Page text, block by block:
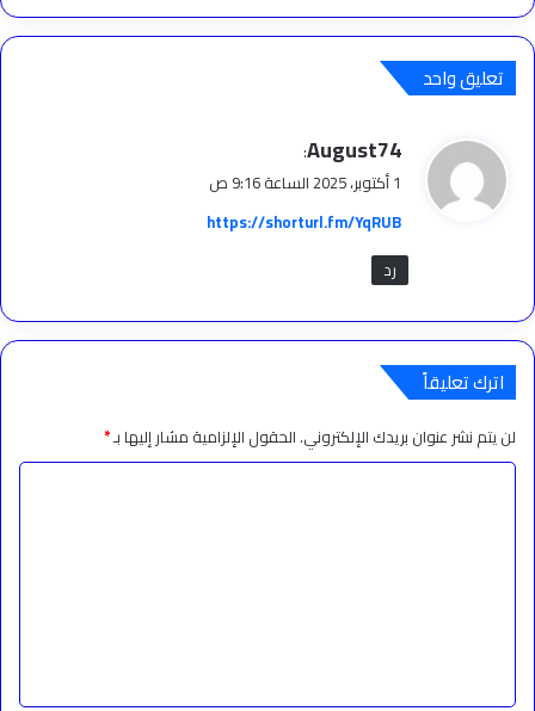
تعليق واحد
ي
ق
ل
August74
:
1 أكتوبر، 2025 الساعة 9:16 ص
https://shorturl.fm/YqRUB
رد
اترك تعليقاً
لن يتم نشر عنوان بريدك الإلكتروني.الحقول الإلزامية مشار إليها بـ*
ق